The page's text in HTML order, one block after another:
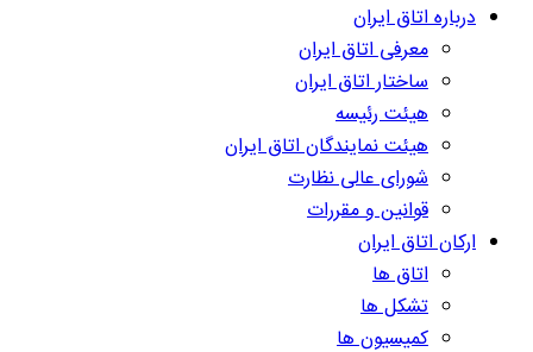
درباره اتاق ایران
معرفی اتاق ایران
ساختار اتاق ایران
هیئت رئیسه
هیئت نمایندگان اتاق ایران
شورای عالی نظارت
قوانین و مقررات
ارکان اتاق ایران
اتاق ها
تشکل ها
کمیسیون ها